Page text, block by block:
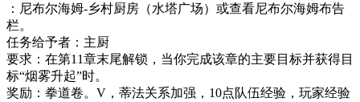
： 尼布尔海姆-乡村厨房（水塔广场）或查看尼布尔海姆布告
栏。
任务给予者： 主厨
要求： 在第11章末尾解锁，当你完成该章的主要目标并获得目
标“烟雾升起”时。
奖励： 拳道卷。 V，蒂法关系加强，10点队伍经验，玩家经验